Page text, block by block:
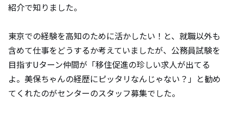
紹介で知りました。
東京での経験を高知のために活かしたい！と、就職以外も
含めて仕事をどうするか考えていましたが、公務員試験を
目指すUターン仲間が「移住促進の珍しい求人が出てる
よ。美保ちゃんの経歴にピッタリなんじゃない？」と勧め
てくれたのがセンターのスタッフ募集でした。